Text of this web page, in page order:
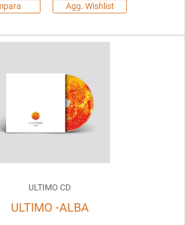
Agg. Wishlist
ULTIMO CD
ULTIMO -ALBA